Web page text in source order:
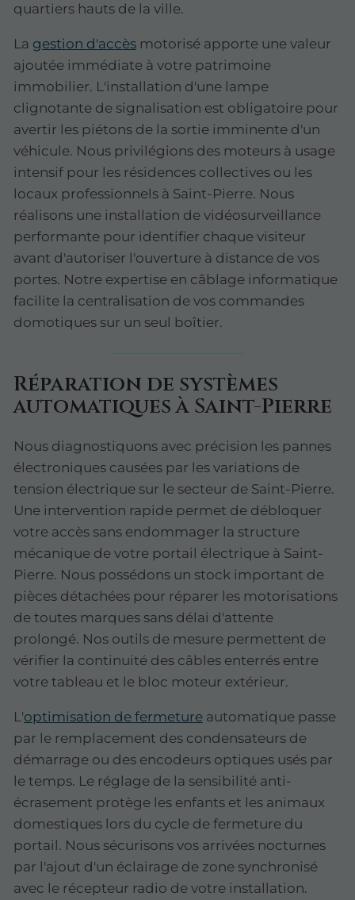
quartiers hauts de la ville.
La gestion d'accès motorisé apporte une valeur
ajoutée immédiate à votre patrimoine
immobilier. L'installation d'une lampe
clignotante de signalisation est obligatoire pour
avertir les piétons de la sortie imminente d'un
véhicule. Nous privilégions des moteurs à usage
intensif pour les résidences collectives ou les
locaux professionnels à Saint-Pierre. Nous
réalisons une installation de vidéosurveillance
performante pour identifier chaque visiteur
avant d'autoriser l'ouverture à distance de vos
portes. Notre expertise en câblage informatique
facilite la centralisation de vos commandes
domotiques sur un seul boîtier.
Réparation de systèmes
automatiques à Saint-Pierre
Nous diagnostiquons avec précision les pannes
électroniques causées par les variations de
tension électrique sur le secteur de Saint-Pierre.
Une intervention rapide permet de débloquer
votre accès sans endommager la structure
mécanique de votre portail électrique à Saint-
Pierre. Nous possédons un stock important de
pièces détachées pour réparer les motorisations
de toutes marques sans délai d'attente
prolongé. Nos outils de mesure permettent de
vérifier la continuité des câbles enterrés entre
votre tableau et le bloc moteur extérieur.
L'optimisation de fermeture automatique passe
par le remplacement des condensateurs de
démarrage ou des encodeurs optiques usés par
le temps. Le réglage de la sensibilité anti-
écrasement protège les enfants et les animaux
domestiques lors du cycle de fermeture du
portail. Nous sécurisons vos arrivées nocturnes
par l'ajout d'un éclairage de zone synchronisé
avec le récepteur radio de votre installation.